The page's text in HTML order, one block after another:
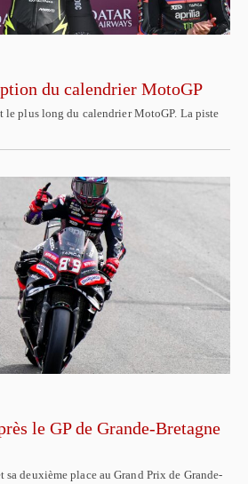
du calendrier MotoGP
le plus long du calendrier MotoGP. La piste
le GP de Grande-Bretagne
deuxième place au Grand Prix de Grande-